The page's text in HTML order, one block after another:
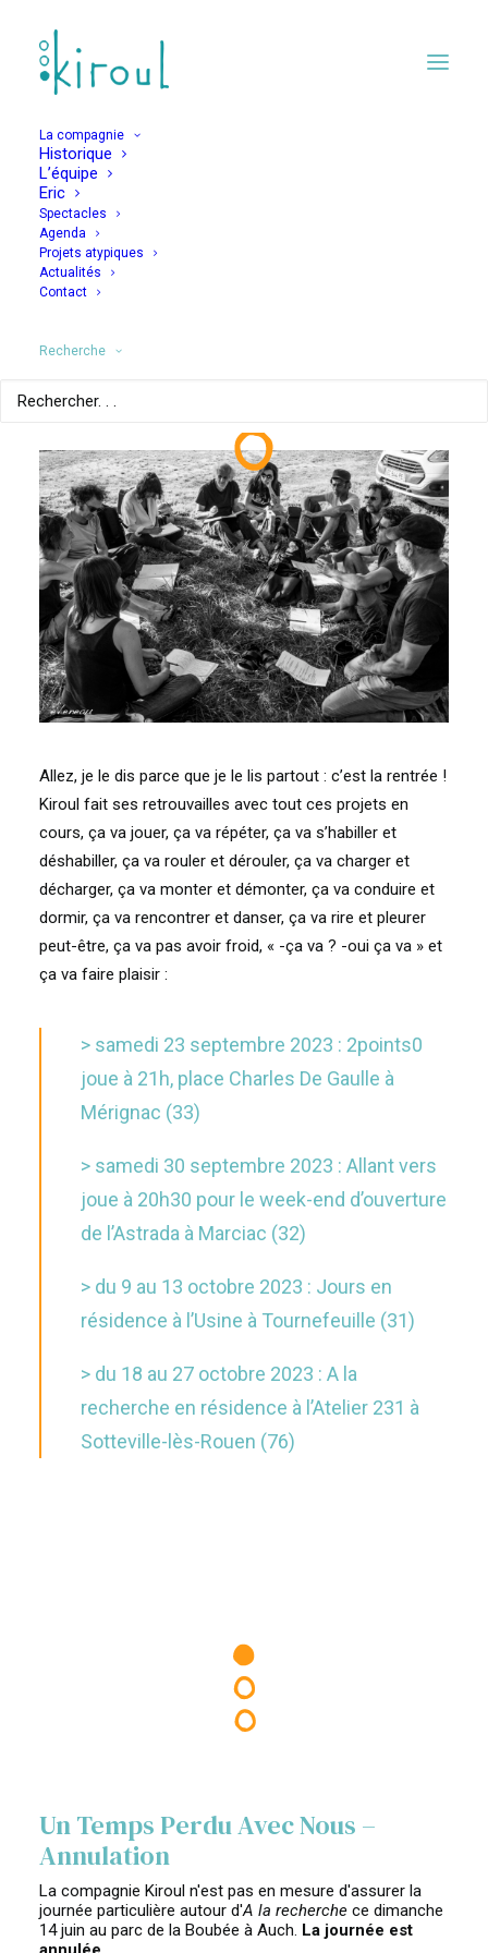
La compagnie
Historique
L’équipe
Eric
Spectacles
Agenda
Projets atypiques
Actualités
Contact
Recherche
TOUT A COUP-COU :
nous revoilà
Allez, je le dis parce que je le lis partout : c’est la rentrée !
Kiroul fait ses retrouvailles avec tout ces projets en
cours, ça va jouer, ça va répéter, ça va s’habiller et
déshabiller, ça va rouler et dérouler, ça va charger et
décharger, ça va monter et démonter, ça va conduire et
dormir, ça va rencontrer et danser, ça va rire et pleurer
peut-être, ça va pas avoir froid, « -ça va ? -oui ça va » et
ça va faire plaisir :
> samedi 23 septembre 2023 : 2points0
joue à 21h, place Charles De Gaulle à
Mérignac (33)
> samedi 30 septembre 2023 : Allant vers
joue à 20h30 pour le week-end d’ouverture
de l’Astrada à Marciac (32)
> du 9 au 13 octobre 2023 : Jours en
résidence à l’Usine à Tournefeuille (31)
> du 18 au 27 octobre 2023 : A la
recherche en résidence à l’Atelier 231 à
Sotteville-lès-Rouen (76)
Un Temps Perdu Avec Nous –
Annulation
La compagnie Kiroul n'est pas en mesure d'assurer la
journée particulière autour d'A la recherche ce dimanche
14 juin au parc de la Boubée à Auch. La journée est